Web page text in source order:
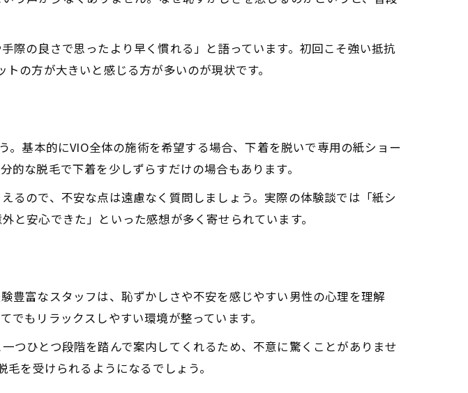
際の良さで思ったより早く慣れる」と語っています。初回こそ強い抵抗
の方が大きいと感じる方が多いのが現状です。
基本的にVIO全体の施術を希望する場合、下着を脱いで専用の紙ショー
な脱毛で下着を少しずらすだけの場合もあります。
るので、不安な点は遠慮なく質問しましょう。実際の体験談では「紙シ
と安心できた」といった感想が多く寄せられています。
豊富なスタッフは、恥ずかしさや不安を感じやすい男性の心理を理解
もリラックスしやすい環境が整っています。
つひとつ段階を踏んで案内してくれるため、不意に驚くことがありませ
を受けられるようになるでしょう。